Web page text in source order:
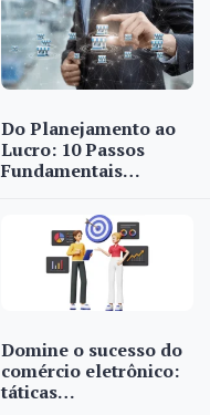
Do Planejamento ao
Lucro: 10 Passos
Fundamentais…
Domine o sucesso do
comércio eletrônico:
táticas…